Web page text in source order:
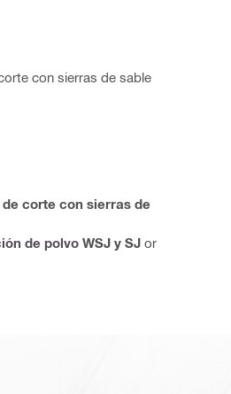
con sierras de sable
corte con sierras de
de polvo WSJ y SJ or